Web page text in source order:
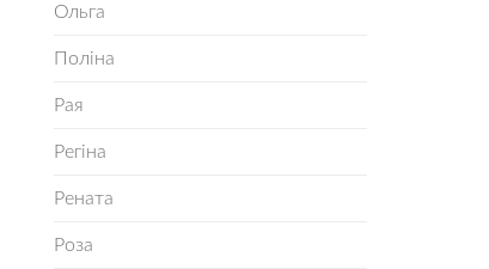
Ольга
Поліна
Рая
Регіна
Рената
Роза